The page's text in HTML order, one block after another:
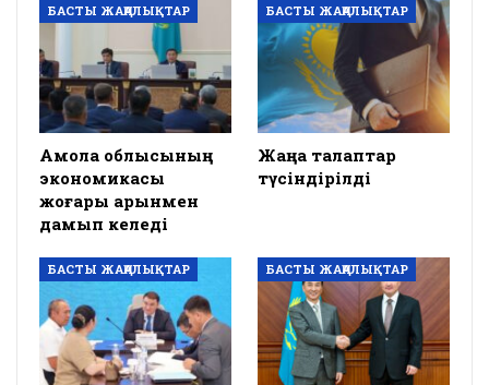
БАСТЫ ЖАҢАЛЫҚТАР
Ақмола облысының
экономикасы
жоғары қарқынмен
дамып келеді
БАСТЫ ЖАҢАЛЫҚТАР
Жаңа талаптар
түсіндірілді
БАСТЫ ЖАҢАЛЫҚТАР БАСТЫ ЖАҢАЛЫҚТАР